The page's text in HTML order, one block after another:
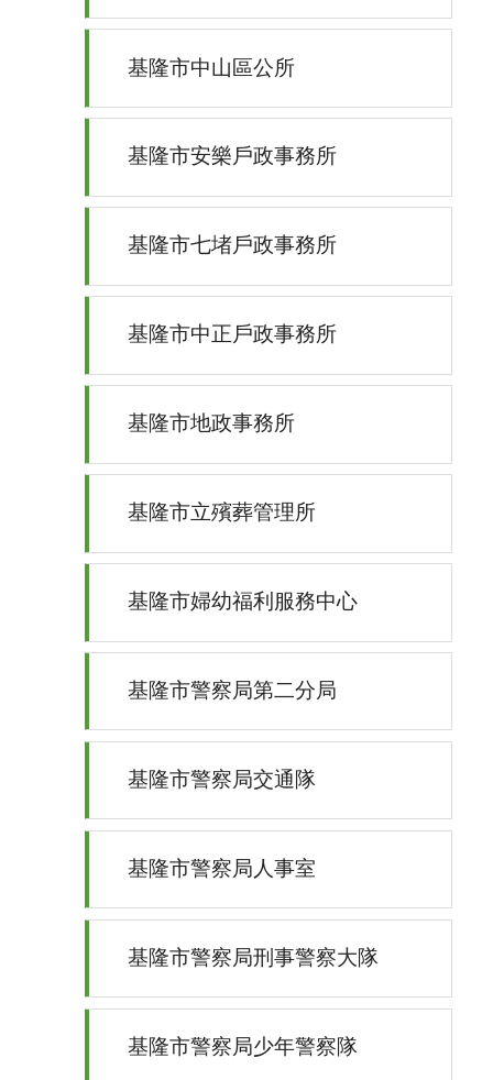
基隆市中山區公所
基隆市安樂戶政事務所
基隆市七堵戶政事務所
基隆市中正戶政事務所
基隆市地政事務所
基隆市立殯葬管理所
基隆市婦幼福利服務中心
基隆市警察局第二分局
基隆市警察局交通隊
基隆市警察局人事室
基隆市警察局刑事警察大隊
基隆市警察局少年警察隊